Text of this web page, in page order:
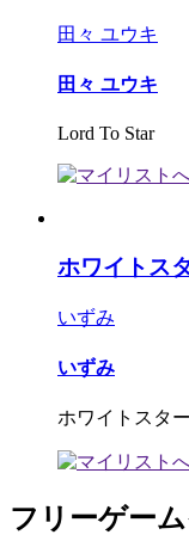
田々 ユウキ
田々 ユウキ
Lord To Star
ホワイトス
いずみ
いずみ
ホワイトスタ
フリーゲー